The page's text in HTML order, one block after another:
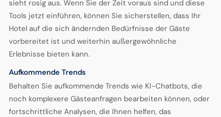
sieht rosig aus. Wenn Sie der Zeit voraus sind und diese
Tools jetzt einführen, können Sie sicherstellen, dass Ihr
Hotel auf die sich ändernden Bedürfnisse der Gäste
vorbereitet ist und weiterhin außergewöhnliche
Erlebnisse bieten kann.
Aufkommende Trends
Behalten Sie aufkommende Trends wie KI-Chatbots, die
noch komplexere Gästeanfragen bearbeiten können, oder
fortschrittliche Analysen, die Ihnen helfen, das